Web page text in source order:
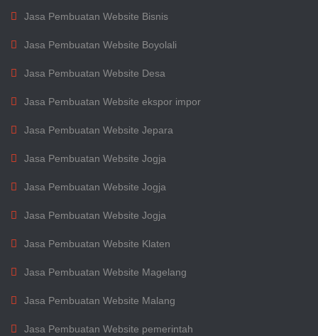
Jasa Pembuatan Website Bisnis
Jasa Pembuatan Website Boyolali
Jasa Pembuatan Website Desa
Jasa Pembuatan Website ekspor impor
Jasa Pembuatan Website Jepara
Jasa Pembuatan Website Jogja
Jasa Pembuatan Website Jogja
Jasa Pembuatan Website Jogja
Jasa Pembuatan Website Klaten
Jasa Pembuatan Website Magelang
Jasa Pembuatan Website Malang
Jasa Pembuatan Website pemerintah